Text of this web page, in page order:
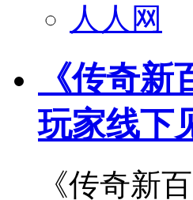
人人网
《传奇
玩家线下
《传奇新